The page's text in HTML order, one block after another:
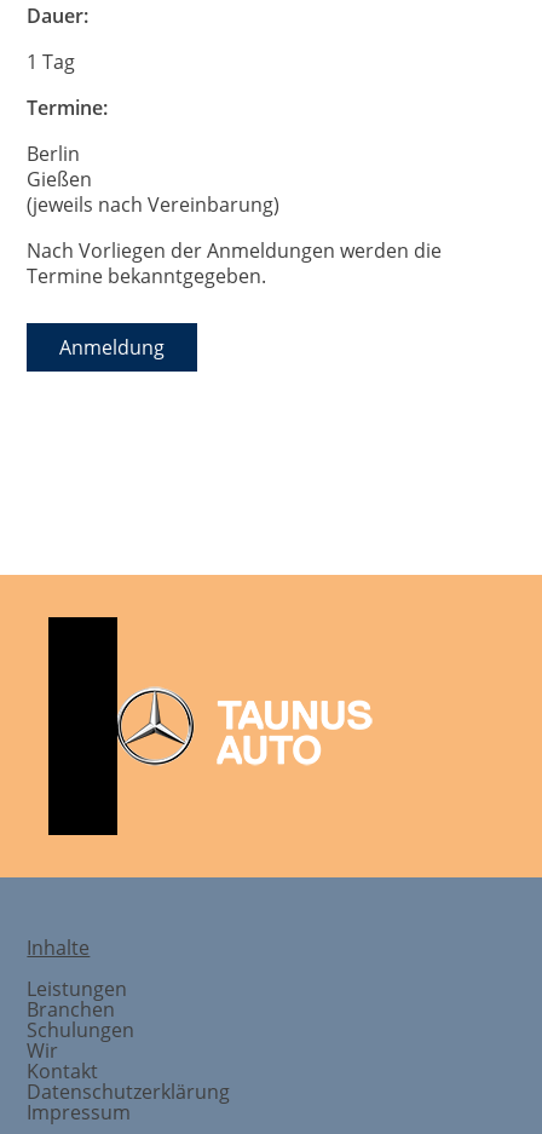
Dauer:
1 Tag
Termine:
Berlin
Gießen
(jeweils nach Vereinbarung)
Nach Vorliegen der Anmeldungen werden die
Termine bekanntgegeben.
Anmeldung
Inhalte
Leistungen
Branchen
Schulungen
Wir
Kontakt
Datenschutzerklärung
Impressum